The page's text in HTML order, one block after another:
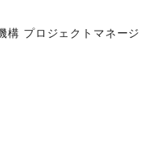
プロジェクトマネージ